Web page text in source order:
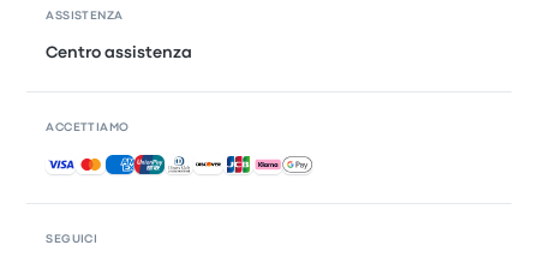
SEGUICI
ASSISTENZA
Centro assistenza
ACCETTIAMO
Pagamenti accettati